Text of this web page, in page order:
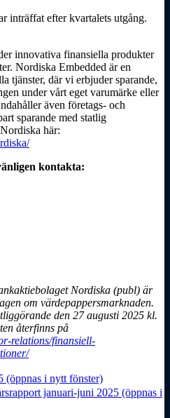
inträffat efter kvartalets utgång.
innovativa finansiella produkter
Nordiska Embedded är en
tjänster, där vi erbjuder sparande,
under vårt eget varumärke eller
även företags- och
sparande med statlig
här:
kontakta:
Nordiska (publ) är
om värdepappersmarknaden.
den 27 augusti 2025 kl.
återfinns på
relations/finansiell-
(öppnas i nytt fönster)
januari-juni 2025 (öppnas i